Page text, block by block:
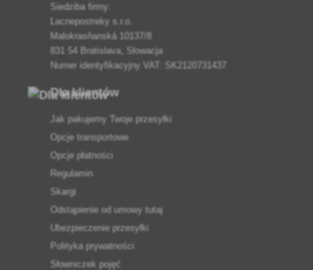
Siedziba firmy:
Lacnepostreky s.r.o.
Malokrasňanská 10137/8
831 54 Bratislava, Słowacja
Numer identyfikacyjny VAT: SK2120731437
Dla klientów
Jak pakujemy Twoje przesyłki
Opcje transportowe
Opcje płatności
Regulamin
Skargi
Odstąpienie od umowy tutaj
Ubezpieczenie przesyłki
Polityka prywatności
Słowniczek pojęć